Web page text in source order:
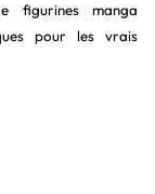
figurines manga
pour les vrais